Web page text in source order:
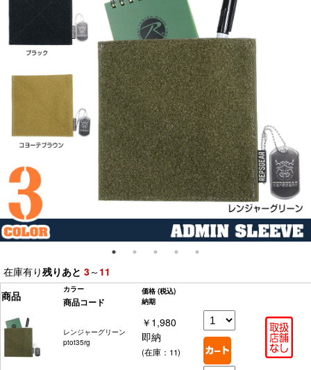
在庫有り残りあと 3～ 11
商品
カラー
商品コード
価格 (税込)
納期
レンジャーグリーン
ptot35rg
￥1,980
即納
(在庫：11)